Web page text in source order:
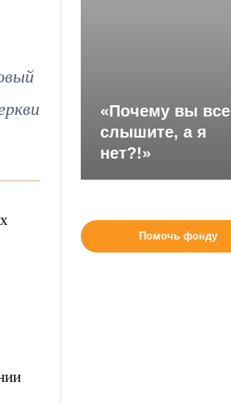
«Почему вы все
слышите, а я
нет?!»
Помочь фонду